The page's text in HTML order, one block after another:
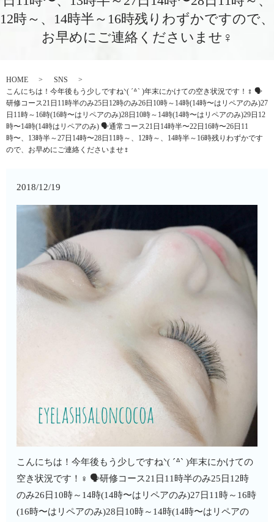
12時～、14時半～16時残りわずかですので、
お早めにご連絡くださいませ‍♀️
HOME
SNS
こんにちは！今年後もう少しですねᐠ( ´ᐞ` )年末にかけての空き状況です！‍♀️ 🗣
研修コース21日11時半のみ25日12時のみ26日10時～14時(14時〜はリペアのみ)27
日11時～16時(16時〜はリペアのみ)28日10時～14時(14時〜はリペアのみ)29日12
時〜14時(14時はリペアのみ) 🗣通常コース21日14時半〜22日16時〜26日11
時〜、13時半～27日14時〜28日11時～、12時～、14時半～16時残りわずかです
ので、お早めにご連絡くださいませ‍♀️
2018/12/19
こんにちは！今年後もう少しですねᐠ( ´ᐞ` )年末にかけての
空き状況です！‍♀️ 🗣研修コース21日11時半のみ25日12時
のみ26日10時～14時(14時〜はリペアのみ)27日11時～16時
(16時〜はリペアのみ)28日10時～14時(14時〜はリペアの